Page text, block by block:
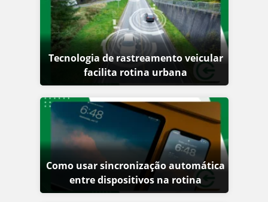
Tecnologia de rastreamento veicular
facilita rotina urbana
Como usar sincronização automática
entre dispositivos na rotina